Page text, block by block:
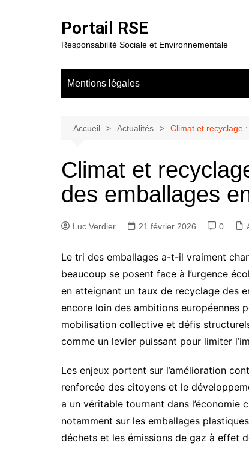
Portail RSE
Responsabilité Sociale et Environnementale
Mentions légales
Accueil Actualités Climat et recyclage
Climat et
des emballages
Luc Verdier 21 février 2026 0
Le tri des emballages a-t-il vraiment
beaucoup se posent face à l’urgence
en atteignant un taux de recyclage des
encore loin des ambitions européennes
mobilisation collective et défis
comme un levier puissant pour limiter
Les enjeux portent sur l’amélioration
renforcée des citoyens et le
a un véritable tournant dans
notamment sur les emballages
déchets et les émissions de gaz à effet